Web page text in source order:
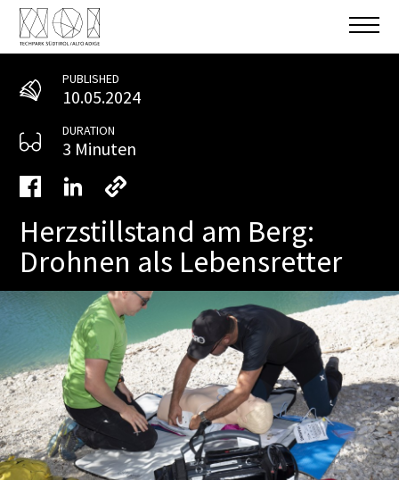
PUBLISHED
10.05.2024
DURATION
3 Minuten
Herzstillstand am Berg:
Drohnen als Lebensretter